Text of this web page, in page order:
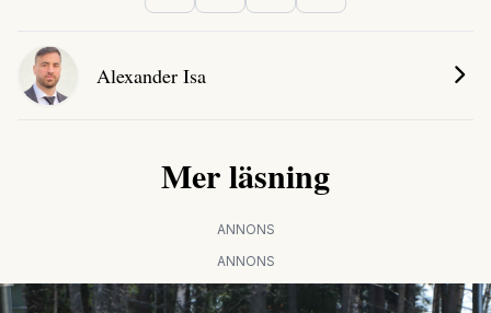
Alexander Isa
Mer läsning
ANNONS
ANNONS